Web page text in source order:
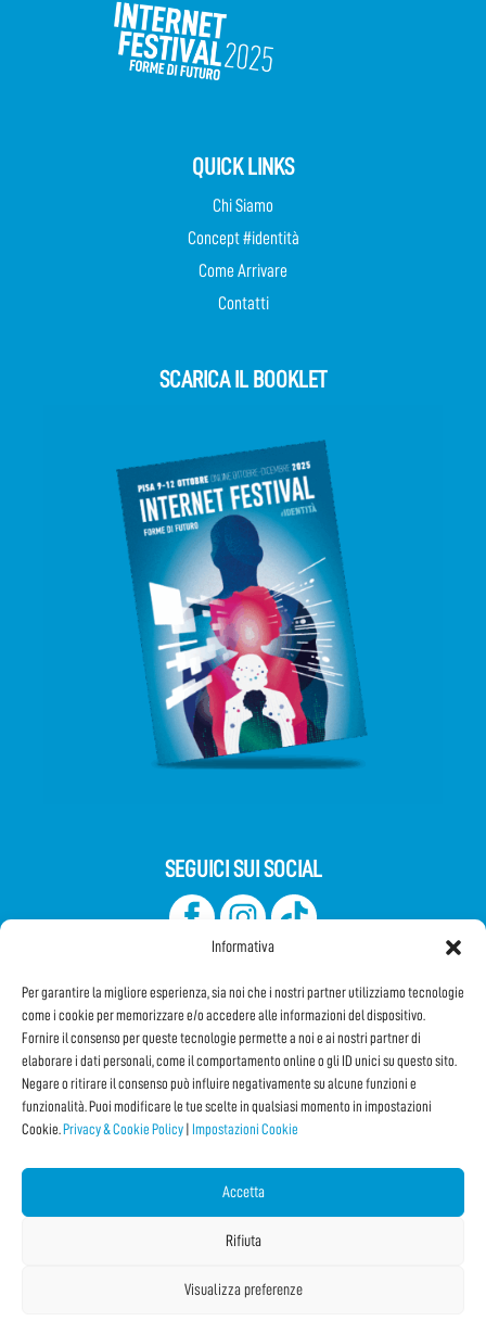
Informativa
Per garantire la migliore esperienza, sia noi che i nostri partner utilizziamo tecnologie
come i cookie per memorizzare e/o accedere alle informazioni del dispositivo.
Fornire il consenso per queste tecnologie permette a noi e ai nostri partner di
elaborare i dati personali, come il comportamento online o gli ID unici su questo sito.
Negare o ritirare il consenso può influire negativamente su alcune funzioni e
funzionalità. Puoi modificare le tue scelte in qualsiasi momento in impostazioni
Cookie. Privacy & Cookie Policy Impostazioni Cookie
Accetta
Rifiuta
Visualizza preferenze
QUICK LINKS
Chi Siamo
Concept #identità
Come Arrivare
Contatti
SCARICA IL BOOKLET
SEGUICI SUI SOCIAL
Iscriviti alla Newsletter
CONDIVIDI QUESTA PAGINA!
Facebook
Copyright © 2026 Internet Festival 2025 |CreditsLa Jetée